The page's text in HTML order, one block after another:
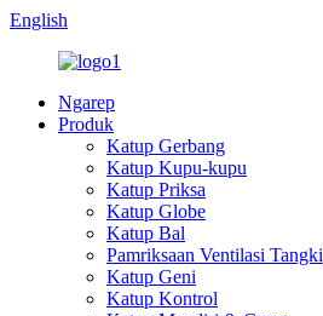
English
Ngarep
Produk
Katup Gerbang
Katup Kupu-kupu
Katup Priksa
Katup Globe
Katup Bal
Pamriksaan Ventilasi Tangki
Katup Geni
Katup Kontrol